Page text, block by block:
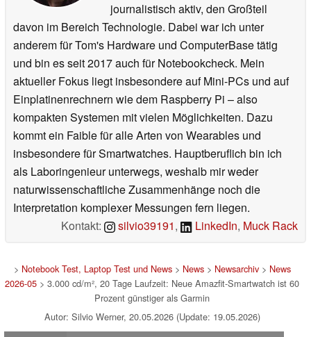
journalistisch aktiv, den Großteil
davon im Bereich Technologie. Dabei war ich unter
anderem für Tom's Hardware und ComputerBase tätig
und bin es seit 2017 auch für Notebookcheck. Mein
aktueller Fokus liegt insbesondere auf Mini-PCs und auf
Einplatinenrechnern wie dem Raspberry Pi – also
kompakten Systemen mit vielen Möglichkeiten. Dazu
kommt ein Faible für alle Arten von Wearables und
insbesondere für Smartwatches. Hauptberuflich bin ich
als Laboringenieur unterwegs, weshalb mir weder
naturwissenschaftliche Zusammenhänge noch die
Interpretation komplexer Messungen fern liegen.
Kontakt:
silvio39191, LinkedIn, Muck Rack
> Notebook Test, Laptop Test und News> News> Newsarchiv> News
2026-05 > 3.000 cd/m², 20 Tage Laufzeit: Neue Amazfit-Smartwatch ist 60
Prozent günstiger als Garmin
Autor: Silvio Werner, 20.05.2026 (Update: 19.05.2026)